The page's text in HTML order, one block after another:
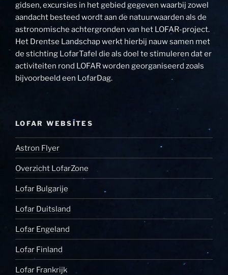
gidsen, excursies in het gebied gegeven waarbij zowel
aandacht besteed wordt aan de natuurwaarden als de
astronomische achtergronden van het LOFAR-project.
Het Drentse Landschap werkt hierbij nauw samen met
de stichting LofarTafel die als doel te stimuleren dat er
activiteiten rond LOFAR worden georganiseerd zoals
bijvoorbeeld een LofarDag.
LOFAR WEBSITES
Astron Flyer
Overzicht LofarZone
Lofar Bulgarije
Lofar Duitsland
Lofar Engeland
Lofar Finland
Lofar Frankrijk